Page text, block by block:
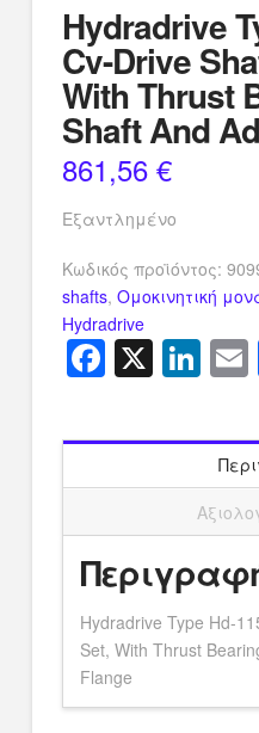
Hydradrive
Cv-Drive
With Thrust
Shaft And
861,56 €
Εξαντλημένο
Κωδικός προϊόντος:
shafts, Ομοκινητική
Hydradrive
X
Hydradrive Type Hd-
Set, With Thrust
Flange